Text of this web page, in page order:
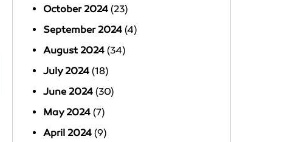
October 2024 (23)
September 2024 (4)
August 2024 (34)
July 2024 (18)
June 2024 (30)
May 2024 (7)
April 2024 (9)